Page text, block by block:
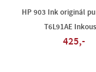
HP 903 Ink originál
T6L91AE
425,-